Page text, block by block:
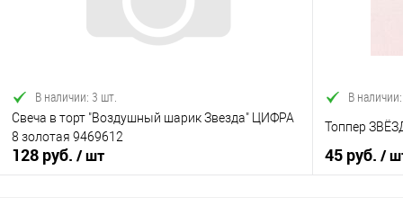
В наличии
В наличии: 3 шт.
Свеча в торт "Воздушный шарик Звезда" ЦИФРА
8 золотая 9469612
128 руб. / шт
В
Топпер
45 руб. /